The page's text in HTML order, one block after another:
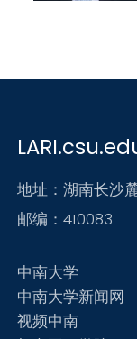
地址：湖南长沙
邮编：410083
中南大学
中南大学新闻网
视频中南